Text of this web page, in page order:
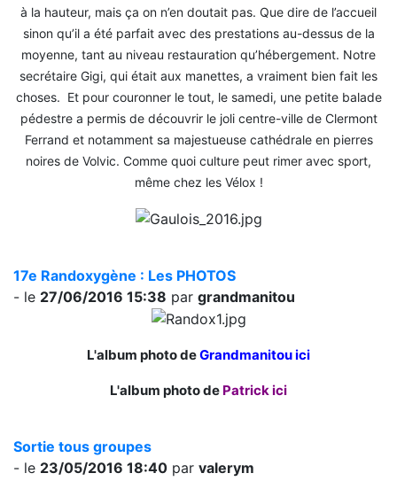
à la hauteur, mais ça on n’en doutait pas. Que dire de l’accueil
sinon qu’il a été parfait avec des prestations au-dessus de la
moyenne, tant au niveau restauration qu’hébergement. Notre
secrétaire Gigi, qui était aux manettes, a vraiment bien fait les
choses. Et pour couronner le tout, le samedi, une petite balade
pédestre a permis de découvrir le joli centre-ville de Clermont
Ferrand et notamment sa majestueuse cathédrale en pierres
noires de Volvic. Comme quoi culture peut rimer avec sport,
même chez les Vélox !
17e Randoxygène : Les PHOTOS
- le 27/06/2016 15:38 par grandmanitou
L'album photo deGrandmanitou ici
L'album photo de Patrick ici
Sortie tous groupes
- le 23/05/2016 18:40 par valerym